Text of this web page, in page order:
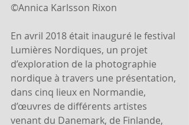
©Annica Karlsson Rixon
En avril 2018 était inauguré le festival
Lumières Nordiques, un projet
d’exploration de la photographie
nordique à travers une présentation,
dans cinq lieux en Normandie,
d’œuvres de différents artistes
venant du Danemark, de Finlande,